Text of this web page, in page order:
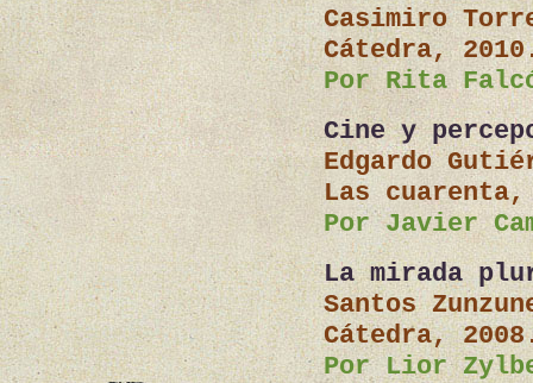
Casimiro
Cátedra,
Por Rita
Cine y
Edgardo
Las cuarenta,
Por Javier
La mirada
Santos
Cátedra,
Por Lior